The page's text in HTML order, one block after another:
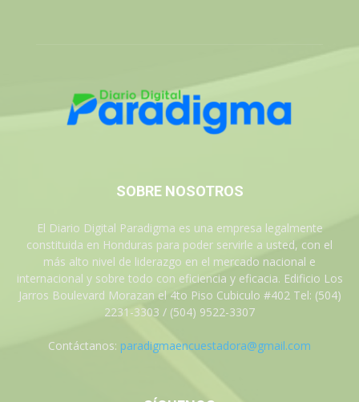
SOBRE NOSOTROS
El Diario Digital Paradigma es una empresa legalmente
constituida en Honduras para poder servirle a usted, con el
más alto nivel de liderazgo en el mercado nacional e
internacional y sobre todo con eficiencia y eficacia. Edificio Los
Jarros Boulevard Morazan el 4to Piso Cubiculo #402 Tel: (504)
2231-3303 / (504) 9522-3307
Contáctanos: paradigmaencuestadora@gmail.com